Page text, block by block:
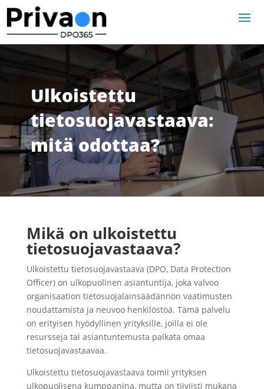
Ulkoistettu
tietosuojavastaava:
mitä odottaa?
Mikä on ulkoistettu
tietosuojavastaava?
Ulkoistettu tietosuojavastaava (DPO, Data Protection
Officer) on ulkopuolinen asiantuntija, joka valvoo
organisaation tietosuojalainsäädännön vaatimusten
noudattamista ja neuvoo henkilöstöä. Tämä palvelu
on erityisen hyödyllinen yrityksille, joilla ei ole
resursseja tai asiantuntemusta palkata omaa
tietosuojavastaavaa.
Ulkoistettu tietosuojavastaava toimii yrityksen
ulkopuolisena kumppanina, mutta on tiiviisti mukana